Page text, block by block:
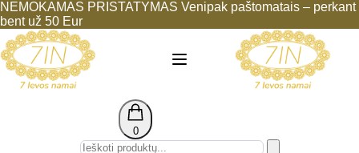
NEMOKAMAS PRISTATYMAS Venipak paštomatais – perkant
bent už 50 Eur
0